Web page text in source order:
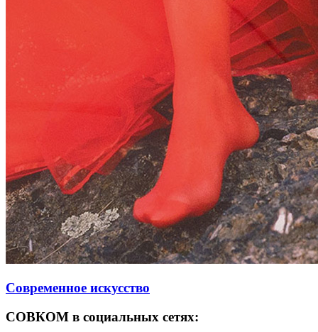
Современное искусство
СОВКОМ в социальных сетях: